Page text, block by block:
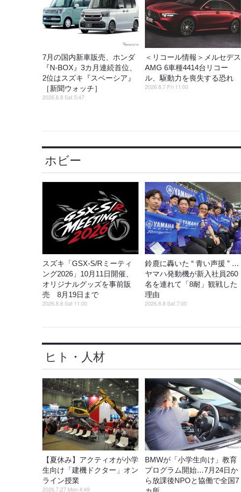
7月の国内新車販売、ホンダ
『N-BOX』3カ月連続首位、
2位はスズキ『スペーシア』
［新聞ウォッチ］
2026.8.8 Sat 5:47
＜リコール情報＞メルセデス
AMG 6車種4414台リコー
ル、駆動力を喪失する恐れ
2026.8.7 Fri 11:00
ホビー
スズキ「GSX-S/Rミーティ
ング2026」10月11日開催、
オリジナルグッズを事前販
売 8月19日まで
2026.8.8 Sat 11:00
鈴鹿に轟いた “ 青い声援 ” …
ヤマハ発動機が新入社員260
名を連れて「8耐」観戦した
理由
2026.8.8 Sat 7:00
ヒト・人材
【夏休み】アクティオが小学
生向け「建機ドクター」オン
ライン授業
2026.7.27 Mon 4:49
BMWが「小学生向け」教育
プログラム開始…7月24日か
ら放課後NPOと協働で全国7